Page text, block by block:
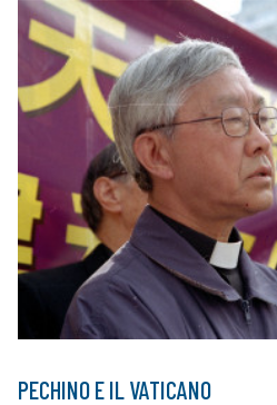
PECHINO E IL VATICANO